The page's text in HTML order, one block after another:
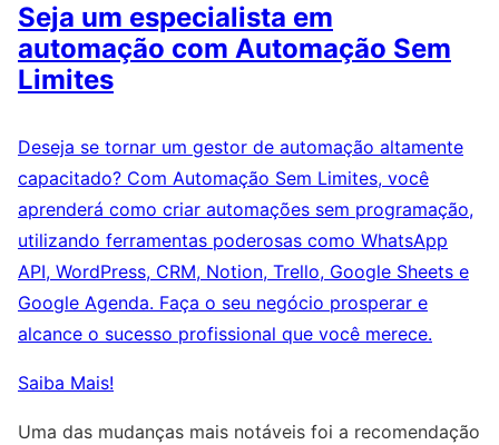
Seja um especialista em
automação com Automação Sem
Limites
Deseja se tornar um gestor de automação altamente
capacitado? Com Automação Sem Limites, você
aprenderá como criar automações sem programação,
utilizando ferramentas poderosas como WhatsApp
API, WordPress, CRM, Notion, Trello, Google Sheets e
Google Agenda. Faça o seu negócio prosperar e
alcance o sucesso profissional que você merece.
Saiba Mais!
Uma das mudanças mais notáveis foi a recomendação